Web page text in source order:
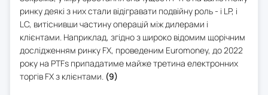
ринку деякі з них стали відігравати подвійну роль - і LP, і
LC, витіснивши частину операцій між дилерами і
клієнтами. Наприклад, згідно з широко відомим щорічним
дослідженням ринку FX, проведеним Euromoney, до 2022
року на PTFs припадатиме майже третина електронних
торгів FX з клієнтами. (9)